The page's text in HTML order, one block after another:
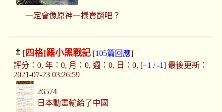
一定會像原神一樣賣翻吧？
[四格]羅小黑戰記[105篇回應]
評分：0, 年：0, 月：0, 週：0, 日：0, [+1 /-1] 最後更新：
2021-07-23 03:26:59
26574
日本動畫輸給了中國